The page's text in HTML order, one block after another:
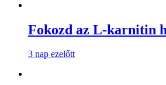
Fokozd az L-karnitin
3 nap ezelőtt